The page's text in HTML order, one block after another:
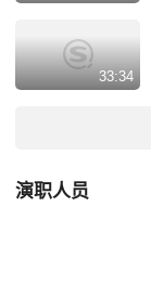
33:34
演职人员